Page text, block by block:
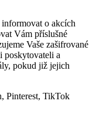
informovat o akcích
Vám příslušné
Vaše zašifrované
poskytovateli a
pokud již jejich
Pinterest, TikTok